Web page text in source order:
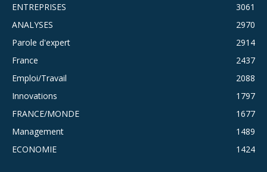
ENTREPRISES
3061
ANALYSES
2970
Parole d'expert
2914
France
2437
Emploi/Travail
2088
Innovations
1797
FRANCE/MONDE
1677
Management
1489
ECONOMIE
1424